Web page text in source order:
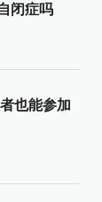
闭症吗
也能参加